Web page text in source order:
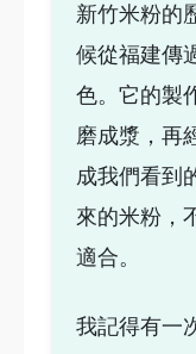
新竹米粉的
候從福建傳
色。它的製
磨成漿，再
成我們看到
來的米粉，
適合。
我記得有一